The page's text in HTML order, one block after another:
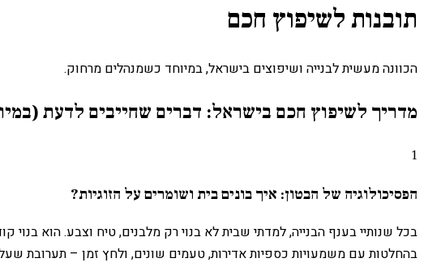
תובנות לשיפוץ חכם
הכוונה מעשית לבנייה ושיפוצים בישראל, במיוחד כשמנהלים מרחוק.
מדריך לשיפוץ חכם בישראל: דברים שחייבים לדעת
1
הפסיכולוגיה של הבטון: איך בונים בית ושומרים על הזוגיות?
בכל שנותיי בענף הבנייה, למדתי שבית לא בנוי רק מלבנים, טיח וצבע. הוא
בהחלטות עם משמעויות כספיות אדירות, טעמים שונים, ולחץ זמן – תערובת